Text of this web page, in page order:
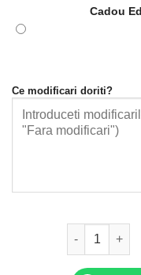
Cadou
Ce modificari doriti?
Cantitate